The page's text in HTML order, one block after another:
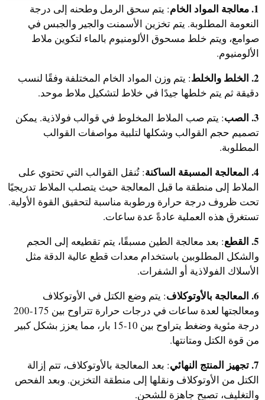
1. معالجة المواد الخام
: يتم سحق الرمل وطحنه إلى درجة
النعومة المطلوبة. يتم تخزين الأسمنت والجير والجبس في
صوامع، ويتم خلط مسحوق الألومنيوم بالماء لتكوين ملاط
الألومنيوم.
2. الخلط والخلط
: يتم وزن المواد الخام المختلفة وفقًا لنسب
دقيقة ثم يتم خلطها جيدًا في خلاط لتشكيل ملاط موحد.
3. الصب
: يتم صب الملاط المخلوط في قوالب فولاذية. يمكن
تصميم حجم القوالب وشكلها لتلبية مواصفات القوالب
المطلوبة.
4. المعالجة المسبقة الساكنة
: تُنقل القوالب التي تحتوي على
الملاط إلى منطقة ما قبل المعالجة حيث يتصلب الملاط تدريجيًا
تحت ظروف درجة حرارة ورطوبة مناسبة لتحقيق القوة الأولية.
تستغرق هذه العملية عادةً عدة ساعات.
5. القطع
: بعد معالجة الطين مسبقًا، يتم تقطيعه إلى الحجم
والشكل المطلوبين باستخدام معدات قطع عالية الدقة مثل
الأسلاك الفولاذية أو الشفرات.
6. المعالجة بالأوتوكلاف
: يتم وضع الكتل في الأوتوكلاف
ومعالجتها لعدة ساعات في درجات حرارة تتراوح بين 175-200
درجة مئوية وضغط يتراوح بين 10-15 بار، مما يعزز بشكل كبير
من قوة الكتل ومتانتها.
7. تجهيز المنتج النهائي
: بعد المعالجة بالأوتوكلاف، تتم إزالة
الكتل من الأوتوكلاف ونقلها إلى منطقة التخزين. وبعد الفحص
والتغليف، تصبح جاهزة للشحن.